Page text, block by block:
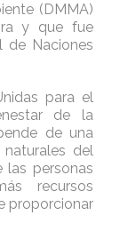
(DMMA)
y que fue
de Naciones
para el
de la
de una
del
las personas
recursos
proporcionar